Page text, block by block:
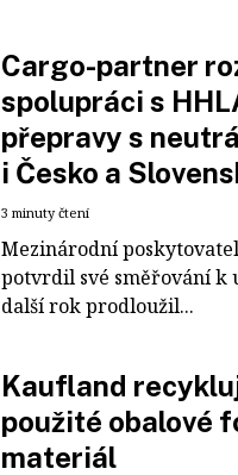
Cargo-partner
spolupráci s
přepravy s
i Česko a
3 minuty čtení
Mezinárodní
potvrdil své směřování k
další rok prodloužil...
Kaufland
použité obalové
materiál